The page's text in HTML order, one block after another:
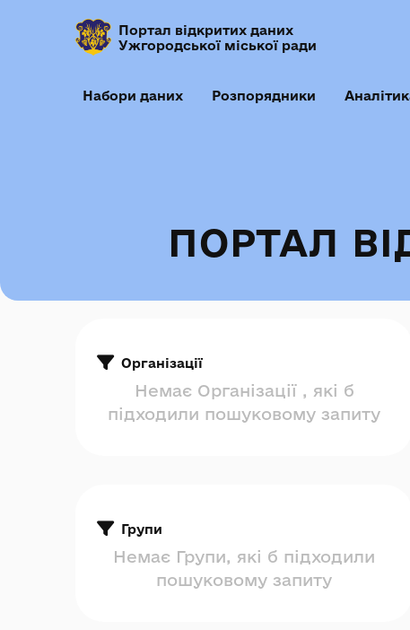
Портал відкритих даних
Ужгородської міської ради
Набори даних Розпорядники
ПОРТАЛ
Організації
Немає Організації , які б
підходили пошуковому запиту
Групи
Немає Групи, які б підходили
пошуковому запиту